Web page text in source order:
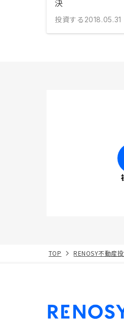
決
投資する 2018.05.31
TOP RENOSY不動産